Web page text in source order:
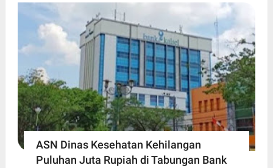
ASN Dinas Kesehatan Kehilangan
Puluhan Juta Rupiah di Tabungan Bank